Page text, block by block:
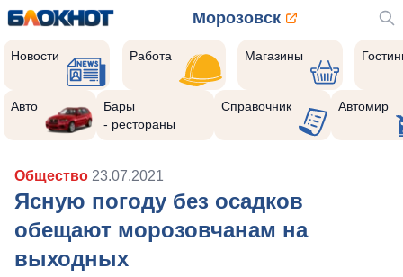
Морозовск
Новости Работа Магазины
Авто
Бары
- рестораны
Справочник Автомир
Общество 23.07.2021
Ясную погоду без осадков
обещают морозовчанам на
выходных